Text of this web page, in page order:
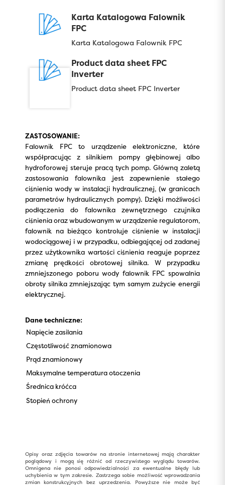
Karta Katalogowa Falownik
FPC
Karta Katalogowa Falownik FPC
Product data sheet FPC
Inverter
Product data sheet FPC Inverter
ZASTOSOWANIE:
Falownik FPC to urządzenie elektroniczne, które
współpracując z silnikiem pompy głębinowej albo
hydroforowej steruje pracą tych pomp. Główną zaletą
zastosowania falownika jest zapewnienie stałego
ciśnienia wody w instalacji hydraulicznej, (w granicach
parametrów hydraulicznych pompy). Dzięki możliwości
podłączenia do falownika zewnętrznego czujnika
ciśnienia oraz wbudowanym w urządzenie regulatorom,
falownik na bieżąco kontroluje ciśnienie w instalacji
wodociągowej i w przypadku, odbiegającej od zadanej
przez użytkownika wartości ciśnienia reaguje poprzez
zmianę prędkości obrotowej silnika. W przypadku
zmniejszonego poboru wody falownik FPC spowalnia
obroty silnika zmniejszając tym samym zużycie energii
elektrycznej.
Dane techniczne:
Napięcie zasilania
Częstotliwość znamionowa
Prąd znamionowy
Maksymalne temperatura otoczenia
Średnica króćca
Stopień ochrony
Opisy oraz zdjęcia towarów na stronie internetowej mają charakter
poglądowy i mogą się różnić od rzeczywistego wyglądu towarów.
Omnigena nie ponosi odpowiedzialności za ewentualne błędy lub
uchybienia w tym zakresie. Zastrzega sobie możliwość wprowadzania
zmian konstrukcyjnych bez uprzedzenia. Powyższe nie może być